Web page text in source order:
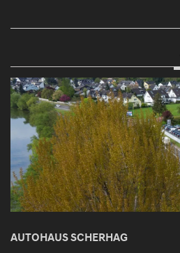
AUTOHAUS SCHERHAG